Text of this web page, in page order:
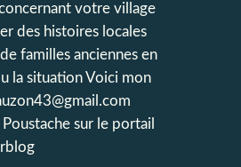
votre village
des histoires locales
familles anciennes en
la situation Voici mon
Poustache sur le portail